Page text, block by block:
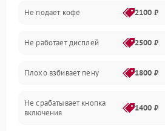
Проблемы с капучинатором и паром
Управление и электроника
Программное обеспечение
Не подает кофе 2100 ₽
Не работает дисплей 2500 ₽
Плохо взбивает пену 1800 ₽
Не срабатывает кнопка
включения
1400 ₽